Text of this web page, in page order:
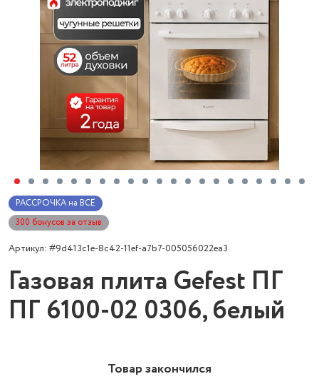
РАССРОЧКА на ВСЁ
300 бонусов за отзыв
Артикул: #9d413c1e-8c42-11ef-a7b7-005056022ea3
Газовая плита Gefest ПГ
ПГ 6100-02 0306, белый
Товар закончился